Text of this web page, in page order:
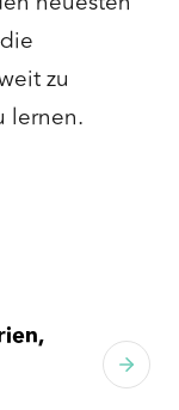
zu
lernen.